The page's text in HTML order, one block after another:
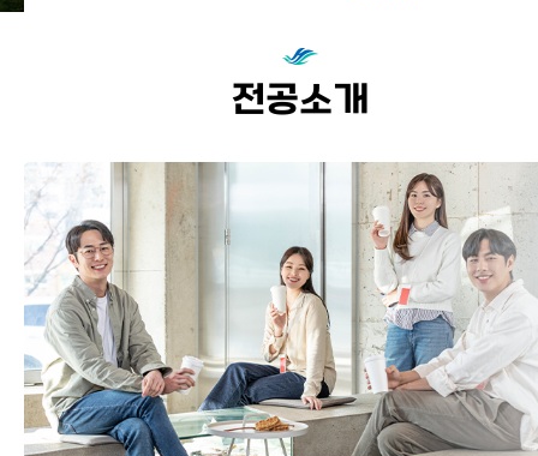
글로벌협력혁신센터
대학원 소식
연구/프로젝트
이용안내
글로벌기후넥서스학
특별 프로그램
수료/졸업
전공소개